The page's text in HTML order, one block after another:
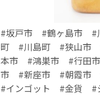
#坂戸市 #鶴ヶ島市
町 #川島町 #狭山市
本市 #鴻巣市 #行田
市 #新座市 #朝霞市
#インゴット #金貨